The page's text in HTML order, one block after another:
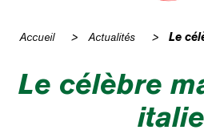
Accueil > Actualités > Le
Le célèbre